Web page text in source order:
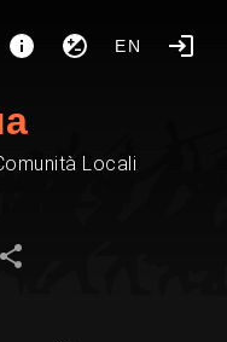
EN
Locali